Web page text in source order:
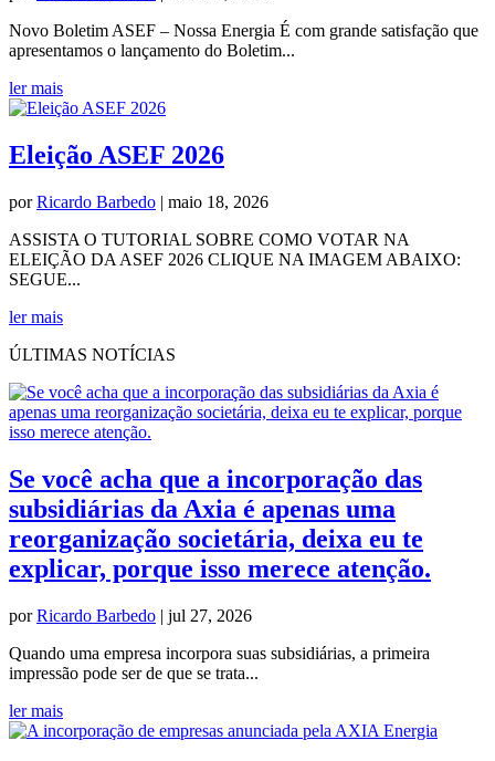
Novo Boletim ASEF – Nossa Energia É com grande satisfação que
apresentamos o lançamento do Boletim...
ler mais
Eleição ASEF 2026
porRicardo Barbedo | maio 18, 2026
ASSISTA O TUTORIAL SOBRE COMO VOTAR NA
ELEIÇÃO DA ASEF 2026 CLIQUE NA IMAGEM ABAIXO:
SEGUE...
ler mais
ÚLTIMAS NOTÍCIAS
Se você acha que a incorporação das
subsidiárias da Axia é apenas uma
reorganização societária, deixa eu te
explicar, porque isso merece atenção.
porRicardo Barbedo | jul 27, 2026
Quando uma empresa incorpora suas subsidiárias, a primeira
impressão pode ser de que se trata...
ler mais